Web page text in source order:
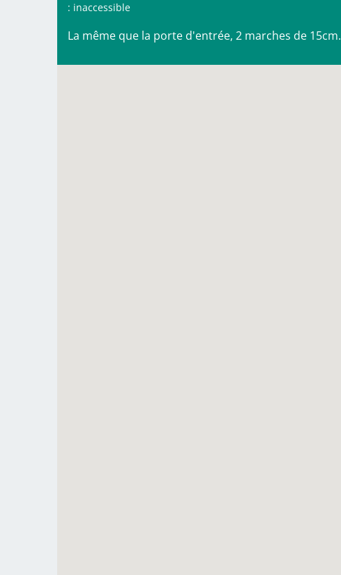
: inaccessible
La même que la porte d'entrée, 2 marches de 15cm.